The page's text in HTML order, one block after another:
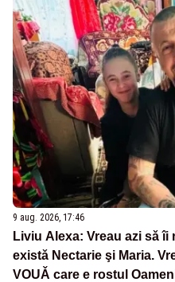
9 aug. 2026, 17:46
Liviu Alexa: Vreau azi sǎ
existǎ Nectarie şi Maria.
VOUǍ care e rostul